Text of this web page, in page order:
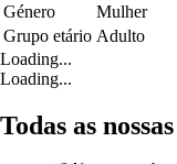
Género
Mulher
Grupo etário Adulto
Loading...
Loading...
Todas as